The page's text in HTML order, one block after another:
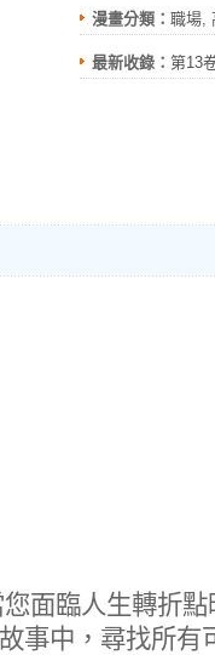
漫畫分類： 職場,
最新收錄： 第13
面臨人生轉折
事中，尋找所有